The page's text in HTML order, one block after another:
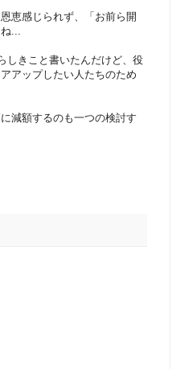
恵感じられず、「お前ら開
...
しきこと書いたんだけど、役
アップしたい人たちのため
減額するのも一つの検討す